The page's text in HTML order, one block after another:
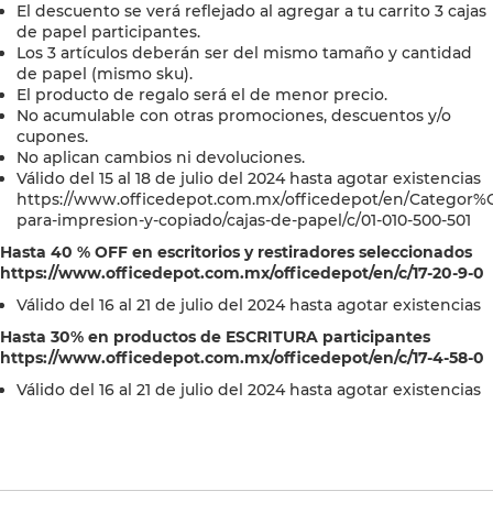
El descuento se verá reflejado al agregar a tu carrito 3 cajas
de papel participantes.
Los 3 artículos deberán ser del mismo tamaño y cantidad
de papel (mismo sku).
El producto de regalo será el de menor precio.
No acumulable con otras promociones, descuentos y/o
cupones.
No aplican cambios ni devoluciones.
Válido del 15 al 18 de julio del 2024 hasta agotar existencias
https://www.officedepot.com.mx/officedepot/en/
para-impresion-y-copiado/cajas-de-papel/c/01-010-500-501
Hasta 40 % OFF en escritorios y restiradores seleccionados
https://www.officedepot.com.mx/officedepot/en/c/17-20-9-0
Válido del 16 al 21 de julio del 2024 hasta agotar existencias
Hasta 30% en productos de ESCRITURA participantes
https://www.officedepot.com.mx/officedepot/en/c/17-4-58-0
Válido del 16 al 21 de julio del 2024 hasta agotar existencias